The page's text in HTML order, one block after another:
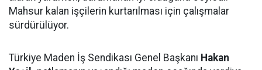
Mahsur kalan işçilerin kurtarılması için çalışmalar
sürdürülüyor.
Türkiye Maden İş Sendikası Genel Başkanı Hakan